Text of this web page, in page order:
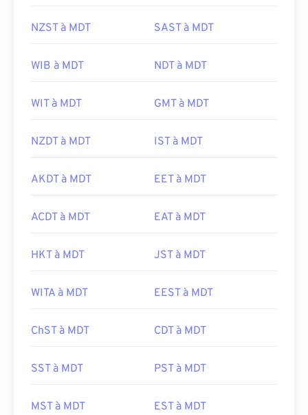
NZST à MDT SAST à MDT
WIB à MDT NDT à MDT
WIT à MDT GMT à MDT
NZDT à MDT IST à MDT
AKDT à MDT EET à MDT
ACDT à MDT EAT à MDT
HKT à MDT JST à MDT
WITA à MDT EEST à MDT
ChST à MDT CDT à MDT
SST à MDT PST à MDT
MST à MDT EST à MDT